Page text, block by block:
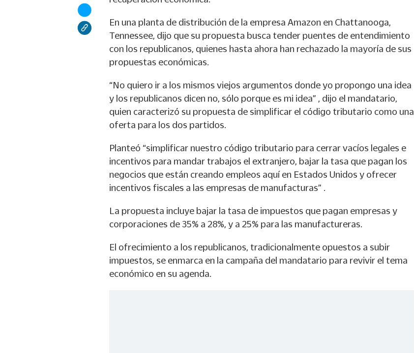
En una planta de distribución de la empresa Amazon en Chattanooga,
Tennessee, dijo que su propuesta busca tender puentes de entendimiento
con los republicanos, quienes hasta ahora han rechazado la mayoría de sus
propuestas económicas.
“No quiero ir a los mismos viejos argumentos donde yo propongo una idea
y los republicanos dicen no, sólo porque es mi idea” , dijo el mandatario,
quien caracterizó su propuesta de simplificar el código tributario como una
oferta para los dos partidos.
Planteó “simplificar nuestro código tributario para cerrar vacíos legales e
incentivos para mandar trabajos el extranjero, bajar la tasa que pagan los
negocios que están creando empleos aquí en Estados Unidos y ofrecer
incentivos fiscales a las empresas de manufacturas” .
La propuesta incluye bajar la tasa de impuestos que pagan empresas y
corporaciones de 35% a 28%, y a 25% para las manufactureras.
El ofrecimiento a los republicanos, tradicionalmente opuestos a subir
impuestos, se enmarca en la campaña del mandatario para revivir el tema
económico en su agenda.